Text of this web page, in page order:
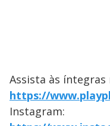
Assista às íntegras
https://
Instagram: